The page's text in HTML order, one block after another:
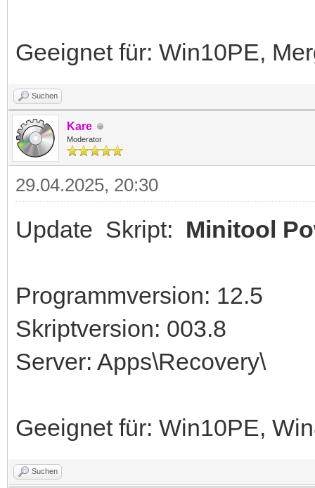
Geeignet für: Win10PE,
Suchen
Kare
Moderator
29.04.2025, 20:30
Update Skript: Minitool
Programmversion: 12.5
Skriptversion: 003.8
Server: Apps\Recovery\
Geeignet für: Win10PE,
Suchen